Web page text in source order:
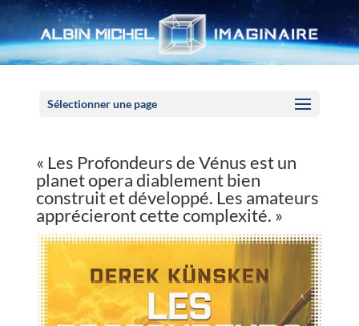
Sélectionner une page
« Les Profondeurs de Vénus est un
planet opera diablement bien
construit et développé. Les amateurs
apprécieront cette complexité. »
Panneau de gestion des cookies